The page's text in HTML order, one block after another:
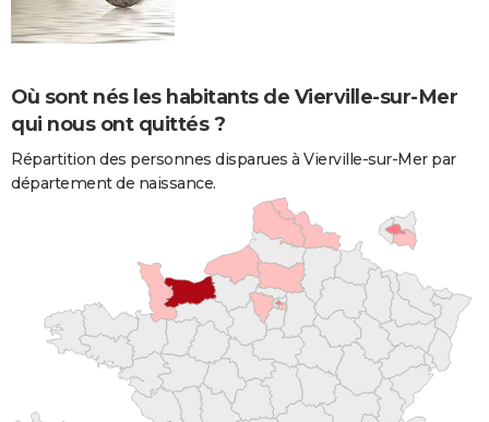
Où sont nés les habitants de Vierville-sur-Mer
qui nous ont quittés ?
Répartition des personnes disparues à Vierville-sur-Mer par
département de naissance.